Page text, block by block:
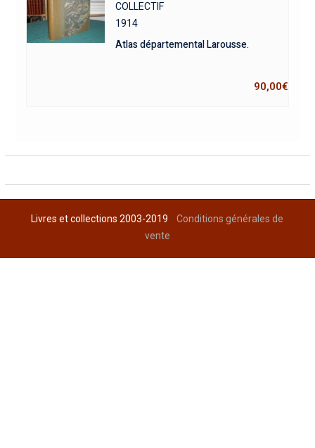
COLLECTIF
1914
Atlas départemental Larousse.
90,00€
Livres et collections 2003-2019Conditions générales de
vente